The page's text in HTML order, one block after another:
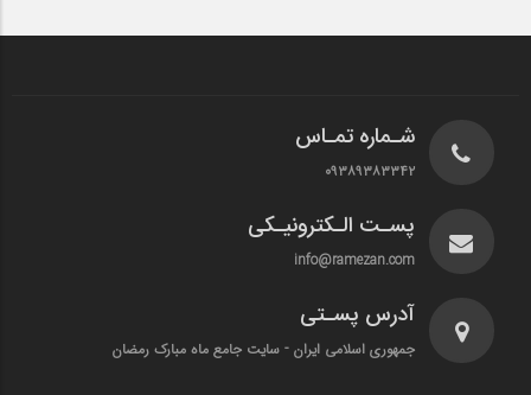
شـماره تمـاس
۰۹۳۸۹۳۸۳۳۴۲
پسـت الـکترونیـکی
info@ramezan.com
آدرس پسـتی
جمهوری اسلامی ایران - سایت جامع ماه مبارک رمضان